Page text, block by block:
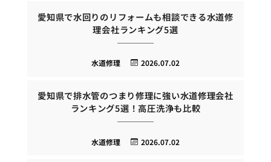
愛知県で水回りのリフォームも相談できる水道修
理会社ランキング5選
2026.07.02
水道修理
愛知県で排水管のつまり修理に強い水道修理会社
ランキング5選！高圧洗浄も比較
2026.07.02
水道修理